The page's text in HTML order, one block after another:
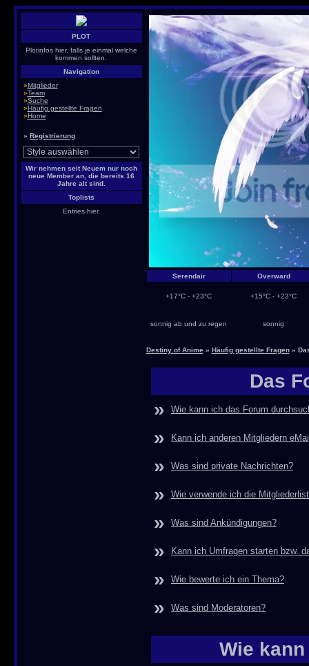
PLOT
Plotinfos hier, falls je einmal welche
kommen sollten.
Navigation
»Mitglieder
»Team
»Suche
»Häufig gestellte Fragen
»Home
» Registrierung
Wir nehmen seit Neuem nur noch
neue Member an, die bereits 16
Jahre alt sind.
Toplists
Entries hier.
Serendair Overward
+17°C - +23°C +15°C - +23°C
sonnig ab und zu regen sonnig
Destiny of Anime» Häufig gestellte Fragen»
Das
»
Wie kann ich das Forum
» Kann ich anderen Mitgliedern
» Was sind private Nachrichten?
» Wie verwende ich die
» Was sind Ankündigungen?
» Kann ich Umfragen starten bzw.
» Wie bewerte ich ein Thema?
» Was sind Moderatoren?
Wie